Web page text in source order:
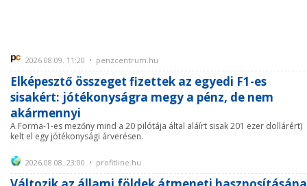
2026.08.09. 11:20 • penzcentrum.hu
Elképesztő összeget fizettek az egyedi F1-es
sisakért: jótékonyságra megy a pénz, de nem
akármennyi
A Forma-1-es mezőny mind a 20 pilótája által aláírt sisak 201 ezer dollárért)
kelt el egy jótékonysági árverésen.
2026.08.08. 23:00 • profitline.hu